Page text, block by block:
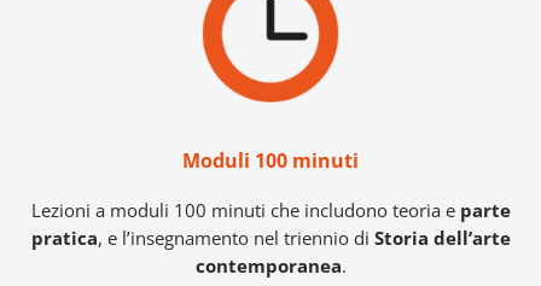
Moduli 100 minuti
Lezioni a moduli 100 minuti che includono teoria e parte
pratica, e l’insegnamento nel triennio di Storia dell’arte
contemporanea.